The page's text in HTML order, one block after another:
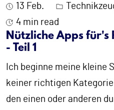
13 Feb.
4 min read
Nützliche Apps für's
- Teil 1
Ich beginne meine kleine
keiner richtigen
den einen oder anderen